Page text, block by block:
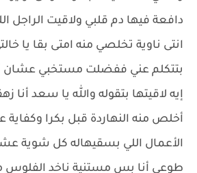
دافعة فيها دم قلبي ولاقيت الراجل
انتى ناوية تخلصي منه امتى بقا يا
بتتكلم عني ففضلت مستخبي عشان
إيه لاقيتها بتقوله والله يا سعد
أخلص منه النهاردة قبل بكرا
الأعمال اللي بسقيهاله كل شوية
طوعي أنا بس مستنية ناخد